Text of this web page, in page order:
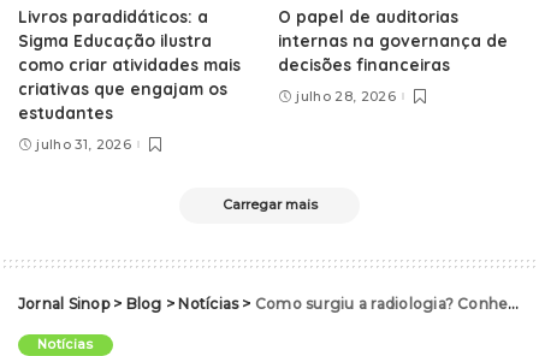
Livros paradidáticos: a
Sigma Educação ilustra
como criar atividades mais
criativas que engajam os
estudantes
julho 31, 2026
O papel de auditorias
internas na governança de
decisões financeiras
julho 28, 2026
Carregar mais
Jornal Sinop> Blog > Notícias> Como surgiu a radiologia? Conheça a fascinante história por trás dessa área médica
Notícias